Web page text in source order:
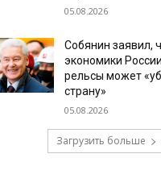
05.08.2026
Собянин заявил,
экономики
рельсы может
страну»
05.08.2026
Загрузить больше